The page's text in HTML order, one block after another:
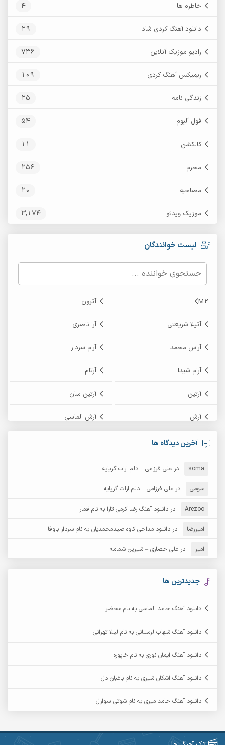
خاطره ها 4
دانلود آهنگ کردی شاد 29
رادیو موزیک آنلاین 736
ریمیکس آهنگ کردی 109
زندگی نامه 25
فول آلبوم 54
کالکشن 11
محرم 256
مصاحبه 20
موزیک ویدئو 3,174
لیست خوانندگان
M2 آترون
آتیلا شریعتی آرا ناصری
آراس محمد آرام سردار
آرام شیدا آرتام
آرتین آرتین سان
آرش آرش الماسی
آرش امامی
آرش دی جی 2
آرش عثمان
آرش مبهم آرش مستشیری
آرش مهرابی آرش نظری
آرشام
آرکاداش
آرین صیادی
آخرین دیدگاه ها
soma در علی فرزامی – دلم ارات گریایه
سومی در علی فرزامی – دلم ارات گریایه
Arezoo در دانلود آهنگ رضا کرمی تارا به نام قمار
امیررضا در دانلود مداحی کاوه صیدمحمدیان به نام سردار باوفا
امیر در علی حصاری – شیرین شمامه
جدیدترین ها
دانلود آهنگ حامد الماسی به نام محضر
دانلود آهنگ شهاب لرستانی به نام لیلا تهرانی
دانلود آهنگ ایمان نوری به نام خاپوره
دانلود آهنگ اشکان شیری به نام باغبان دل
دانلود آهنگ حامد میری به نام شوتی سوارل